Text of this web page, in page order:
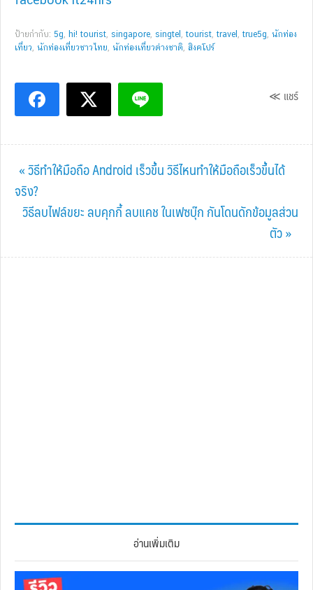
ป้ายกำกับ: 5g hi! tourist singapore singtel ,tourist ,travel ,true5g
นักท่อง
เที่ยว
นักท่องเที่ยวชาวไทย นักท่องเที่ยวต่างชาติ สิงคโปร์
≪ แชร์
Previous
Post:
« วิธีทําให้มือถือ Android เร็วขึ้น วิธีไหนทำให้มือถือเร็วขึ้นได้
จริง?
Next
วิธีลบไฟล์ขยะ ลบคุกกี้ ลบแคช ในเฟซบุ๊ก กันโดนดักข้อมูลส่วน
ตัว »
อ่านเพิ่มเติม